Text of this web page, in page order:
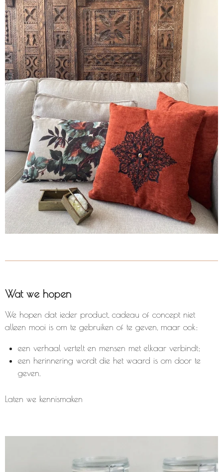
Wat we hopen
We hopen dat ieder product, cadeau of concept niet
alleen mooi is om te gebruiken of te geven, maar ook:
een verhaal vertelt en mensen met elkaar verbindt;
een herinnering wordt die het waard is om door te
geven.
Laten we kennismaken